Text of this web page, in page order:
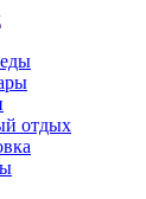
отдых